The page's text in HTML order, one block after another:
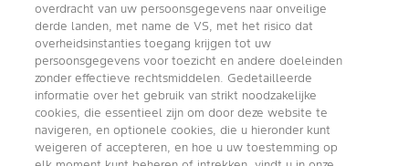
Volg ons
overdracht van uw persoonsgegevens naar onveilige
derde landen, met name de VS, met het risico dat
overheidsinstanties toegang krijgen tot uw
persoonsgegevens voor toezicht en andere doeleinden
zonder effectieve rechtsmiddelen. Gedetailleerde
informatie over het gebruik van strikt noodzakelijke
cookies, die essentieel zijn om door deze website te
navigeren, en optionele cookies, die u hieronder kunt
weigeren of accepteren, en hoe u uw toestemming op